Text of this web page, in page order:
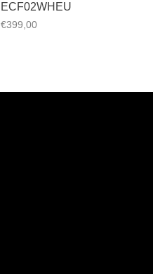
ECF02WHEU
€399,00